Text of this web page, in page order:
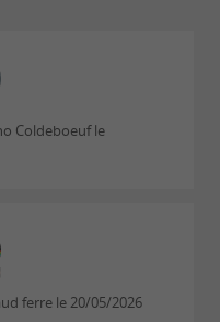
Coldeboeuf le
ferre le 20/05/2026